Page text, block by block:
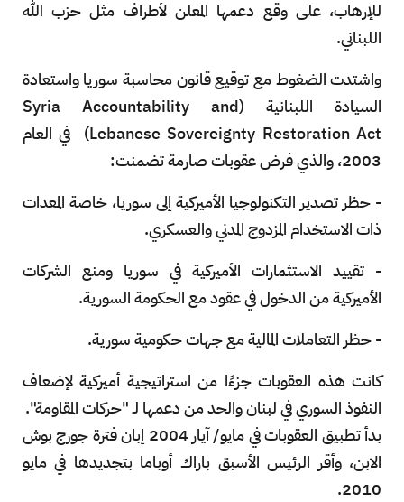
للإرهاب، على وقع دعمها المعلن لأطراف مثل حزب الله
اللبناني.
واشتدت الضغوط مع توقيع قانون محاسبة سوريا واستعادة
السيادة اللبنانية (Syria Accountability and
Lebanese Sovereignty Restoration Act) في العام
2003، والذي فرض عقوبات صارمة تضمنت:
- حظر تصدير التكنولوجيا الأميركية إلى سوريا، خاصة المعدات
ذات الاستخدام المزدوج المدني والعسكري.
- تقييد الاستثمارات الأميركية في سوريا ومنع الشركات
الأميركية من الدخول في عقود مع الحكومة السورية.
- حظر التعاملات المالية مع جهات حكومية سورية.
كانت هذه العقوبات جزءًا من استراتيجية أميركية لإضعاف
النفوذ السوري في لبنان والحد من دعمها لـ "حركات المقاومة".
بدأ تطبيق العقوبات في مايو/ آيار 2004 إبان فترة جورج بوش
الابن، وأقر الرئيس الأسبق باراك أوباما بتجديدها في مايو
2010.